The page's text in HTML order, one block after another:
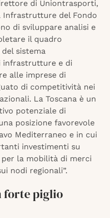
di Uniontrasporti,
Infrastrutture del Fondo
di sviluppare analisi e
il quadro
sistema
infrastrutture e di
alle imprese di
di competitività nei
La Toscana è un
potenziale di
posizione favorevole
Mediterraneo e in cui
investimenti su
la mobilità di merci
nodi regionali”.
forte piglio